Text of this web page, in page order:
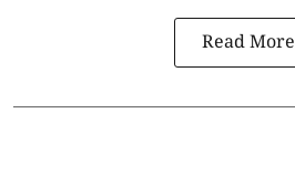
Read More